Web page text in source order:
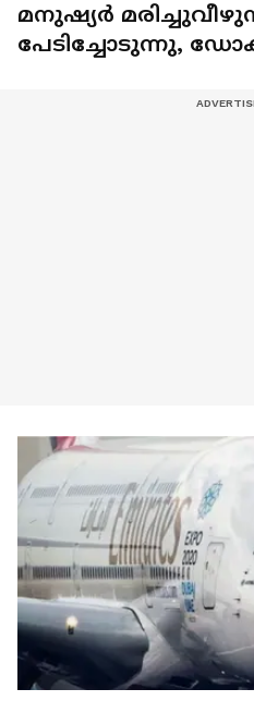
മനുഷ്യര്‍
പേടിച്ചോടുന്നു,